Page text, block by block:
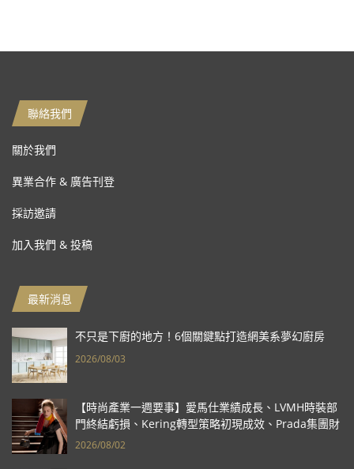
聯絡我們
關於我們
異業合作 & 廣告刊登
採訪邀請
加入我們 & 投稿
最新消息
不只是下廚的地方！6個關鍵點打造網美系夢幻廚房
2026/08/03
【時尚產業一週要事】愛馬仕業績成長、LVMH時裝部
門終結虧損、Kering轉型策略初現成效、Prada集團財
報亮眼
2026/08/02